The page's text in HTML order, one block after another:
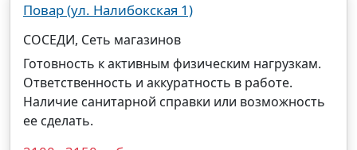
Повар (ул. Налибокская 1)
СОСЕДИ, Сеть магазинов
Готовность к активным физическим нагрузкам.
Ответственность и аккуратность в работе.
Наличие санитарной справки или возможность
ее сделать.